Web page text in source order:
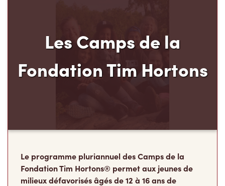
Les Camps de la
Fondation Tim Hortons
Le programme pluriannuel des Camps de la
Fondation Tim Hortons® permet aux jeunes de
milieux défavorisés âgés de 12 à 16 ans de